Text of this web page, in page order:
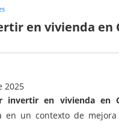
2025
invertir en vivienda en
en un contexto de